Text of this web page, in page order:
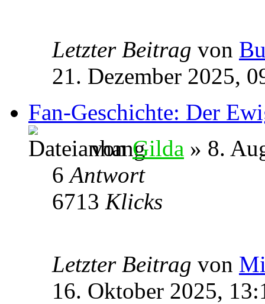
Letzter Beitrag von
21. Dezember 2025,
Fan-Geschichte: Der
vonGilda » 8.
6Antwort
6713 Klicks
Letzter Beitrag von
16. Oktober 2025,